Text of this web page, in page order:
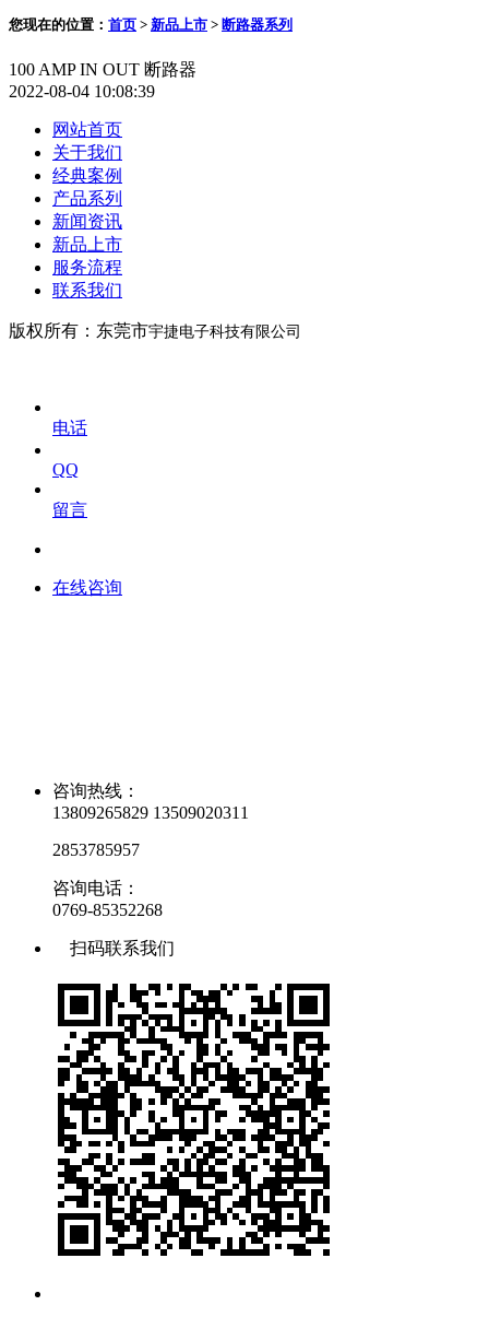
您现在的位置： 首页 > 新品上市 > 断路器系列
100 AMP IN OUT 断路器
2022-08-04 10:08:39
网站首页
关于我们
经典案例
产品系列
新闻资讯
新品上市
服务流程
联系我们
版权所有：东莞市宇捷电子科技有限公司
电话
QQ
留言
在线咨询
咨询热线：
13809265829 13509020311
2853785957
咨询电话：
0769-85352268
扫码联系我们